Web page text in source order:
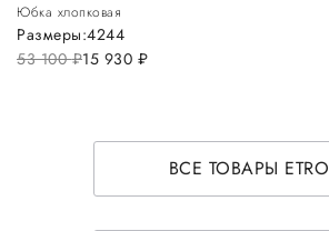
Юбка хлопковая
53 100руб.15 930 руб.
Размеры:4244
ВСЕ ТОВАРЫ ETRO